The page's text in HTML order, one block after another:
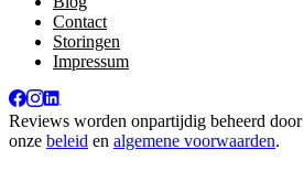
Contact
Storingen
Impressum
Reviews worden onpartijdig beheerd door
onze beleid en algemene voorwaarden.